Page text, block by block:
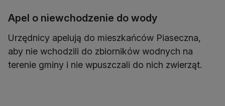
Apel o niewchodzenie do wody
Urzędnicy apelują do mieszkańców Piaseczna,
aby nie wchodzili do zbiorników wodnych na
terenie gminy i nie wpuszczali do nich zwierząt.